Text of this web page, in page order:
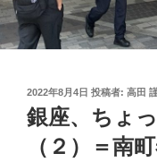
投
稿
日:
2022年8月4日 投稿者: 高田
銀座、ちょ
（２）＝南